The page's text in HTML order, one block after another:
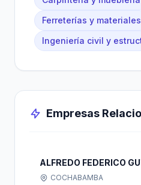
Ferreterías y materiales
Ingeniería civil y
Empresas
ALFREDO FEDERICO
COCHABAMBA